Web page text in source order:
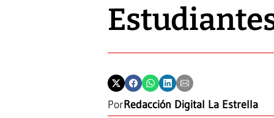
PorRedacción Digital La Estrella